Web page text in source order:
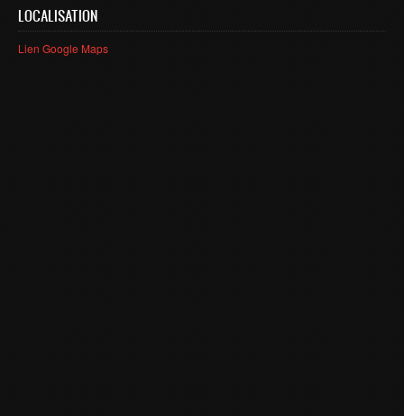
Smart System Engineering (SSE)
INGENIEUR
LOCALISATION
Lien Google Maps